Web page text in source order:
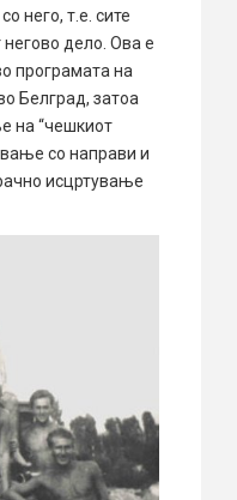
него, т.е. сите
дело. Ова е
програмата на
Белград, затоа
на “чешкиот
со направи и
исцртување